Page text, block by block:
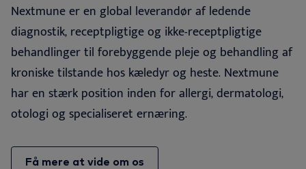
Nextmune er en global leverandør af ledende
diagnostik, receptpligtige og ikke-receptpligtige
behandlinger til forebyggende pleje og behandling af
kroniske tilstande hos kæledyr og heste. Nextmune
har en stærk position inden for allergi, dermatologi,
otologi og specialiseret ernæring.
Få mere at vide om os